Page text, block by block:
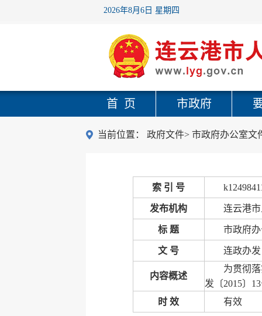
2026年8月6日 星期四
首 页 市政府
当前位置： 政府文件> 市政府办公室文
索 引 号
发布机构 连云港
标 题 市政府
文 号 连政办发
内容概述
为贯彻
发〔2015〕
时 效
有效